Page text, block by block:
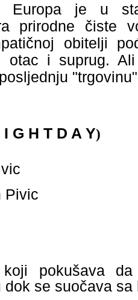
Europa je u
prirodne čiste
obitelji
otac i suprug.
G H T D A Y)
Pivic
pokušava
dok se suočava